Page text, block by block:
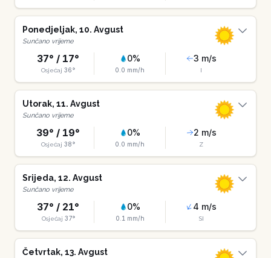
Ponedjeljak, 10. Avgust
Sunčano vrijeme
37° / 17°
Osjećaj 36°
0%
0.0 mm/h
3 m/s
I
Utorak, 11. Avgust
Sunčano vrijeme
39° / 19°
Osjećaj 38°
0%
0.0 mm/h
2 m/s
Z
Srijeda, 12. Avgust
Sunčano vrijeme
37° / 21°
Osjećaj 37°
0%
0.1 mm/h
4 m/s
SI
Četvrtak, 13. Avgust